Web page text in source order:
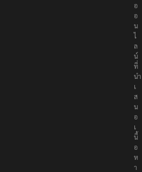
อ
อ
น
ไ
ล
น์
ที่
นำ
เ
ส
น
อ
เ
นื้
อ
ห
า